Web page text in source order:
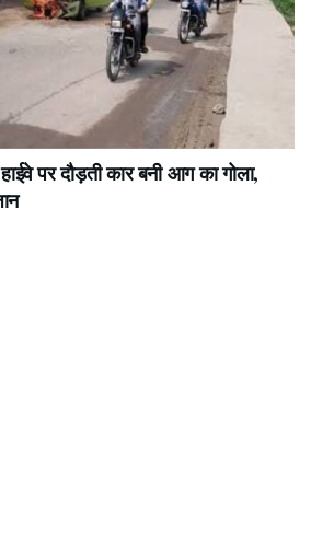
हाईवे पर दौड़ती कार बनी आग का गोला,